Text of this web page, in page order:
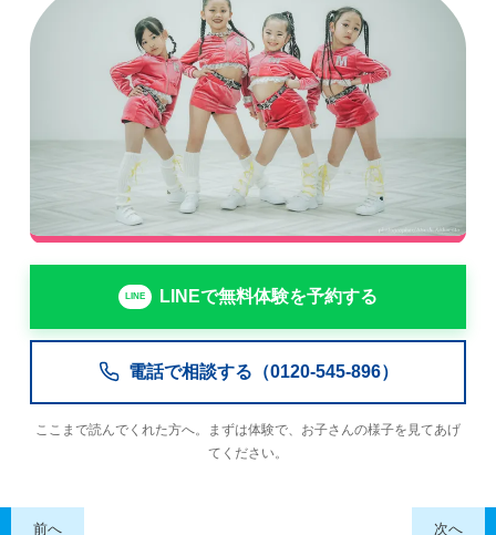
LINEで無料体験を予約する
電話で相談する（0120-545-896）
ここまで読んでくれた方へ。まずは体験で、お子さんの様子を見てあげ
てください。
前へ 次へ